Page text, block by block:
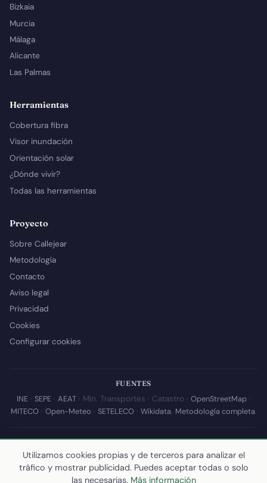
Bizkaia
Murcia
Málaga
Alicante
Las Palmas
Herramientas
Cobertura fibra
Visor inundación
Orientación solar
¿Dónde vivir?
Todas las herramientas
Proyecto
Sobre Callejear
Metodología
Contacto
Aviso legal
Privacidad
Cookies
Configurar cookies
FUENTES
INE· SEPE· AEAT· Min. Transportes · Catastro · OpenStreetMap·
MITECO· Open-Meteo · SETELECO· Wikidata. Metodología completa.
© 2026 Callejear.com — Directorio municipal de España con datos
abiertos. Desarrollado y mantenido porYoel Castaño.
Última actualización de esta página:10 de julio de 2026
Utilizamos cookies propias y de terceros para analizar el
tráfico y mostrar publicidad. Puedes aceptar todas o solo
las necesarias. Más información